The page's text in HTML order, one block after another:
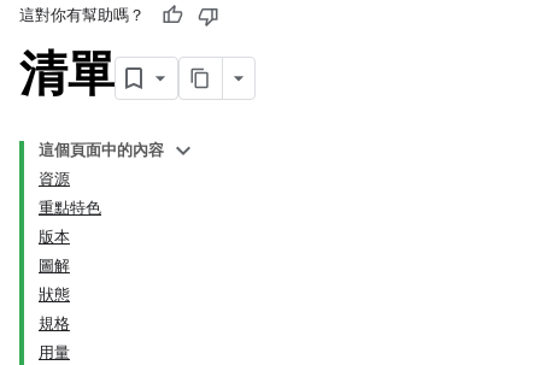
這對你有幫助嗎？
清單
這個頁面中的內容
資源
重點特色
版本
圖解
狀態
規格
用量